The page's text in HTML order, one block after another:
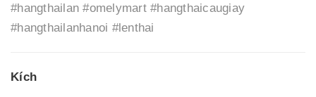
#hangthailan #omelymart #hangthaicaugiay
#hangthailanhanoi #lenthai
Kích